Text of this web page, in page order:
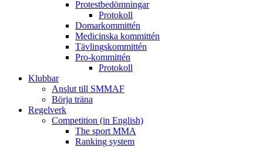
Protestbedömningar
Protokoll
Domarkommittén
Medicinska kommittén
Tävlingskommittén
Pro-kommittén
Protokoll
Klubbar
Anslut till SMMAF
Börja träna
Regelverk
Competition (in English)
The sport MMA
Ranking system